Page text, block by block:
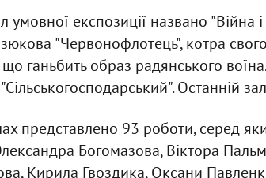
умовної експозиції названо "Війна
"Червонофлотець", котра
ганьбить образ радянського
Останній зал
представлено 93 роботи, серед
Богомазова, Віктора
Кирила Гвоздика, Оксани